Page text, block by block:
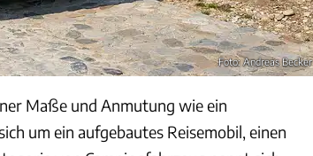
Foto: Andreas Becker
Maße und Anmutung wie ein
um ein aufgebautes Reisemobil, einen